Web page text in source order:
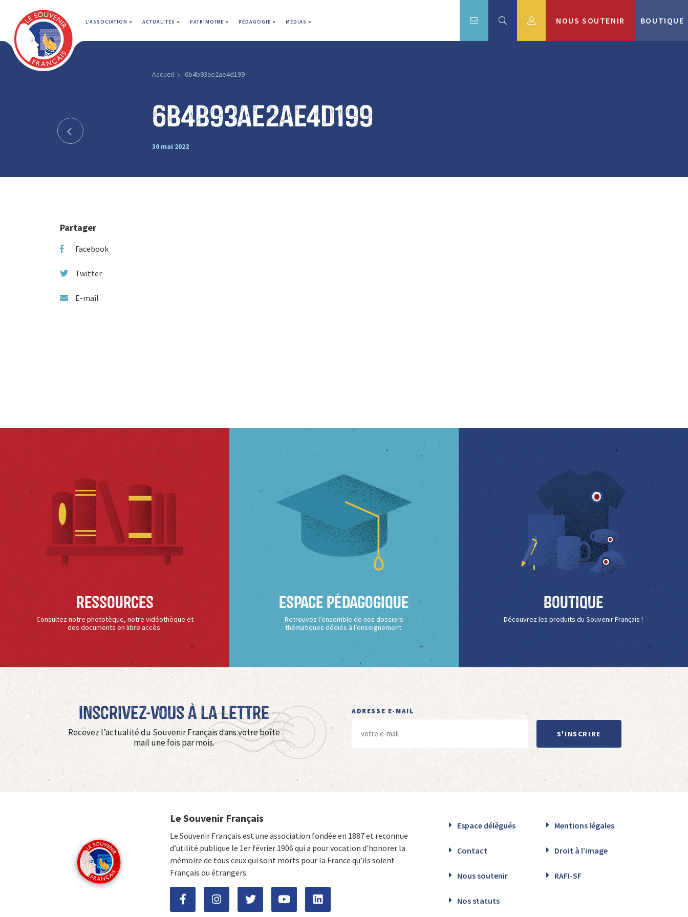
L'ASSOCIATION ACTUALITÉS PATRIMOINE PÉDAGOGIE MÉDIAS NOUS SOUTENIR BOUTIQUE
Accueil 6b4b93ae2ae4d199
6b4b93ae2ae4d199
30 mai 2022
Partager
Facebook
Twitter
E-mail
Ressources
Consultez notre phototèque, notre vidéothèque et
des documents en libre accès.
Espace Pédagogique
Retrouvez l’ensemble de nos dossiers
thématiques dédiés à l’enseignement.
Boutique
Découvrez les produits du Souvenir Français !
Inscrivez-vous à La Lettre
Recevez l’actualité du Souvenir Français dans votre boîte
mail une fois par mois.
ADRESSE E-MAIL
S'INSCRIRE
Le Souvenir Français
Le Souvenir Français est une association fondée en 1887 et reconnue
d’utilité publique le 1er février 1906 qui a pour vocation d'honorer la
mémoire de tous ceux qui sont morts pour la France qu’ils soient
Français ou étrangers.
Espace délégués Mentions légales
Contact Droit à l’image
Nous soutenir RAFI-SF
Nos statuts